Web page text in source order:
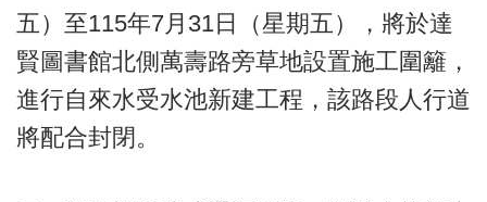
五）至115年7月31日（星期五），將於達
賢圖書館北側萬壽路旁草地設置施工圍籬，
進行自來水受水池新建工程，該路段人行道
將配合封閉。